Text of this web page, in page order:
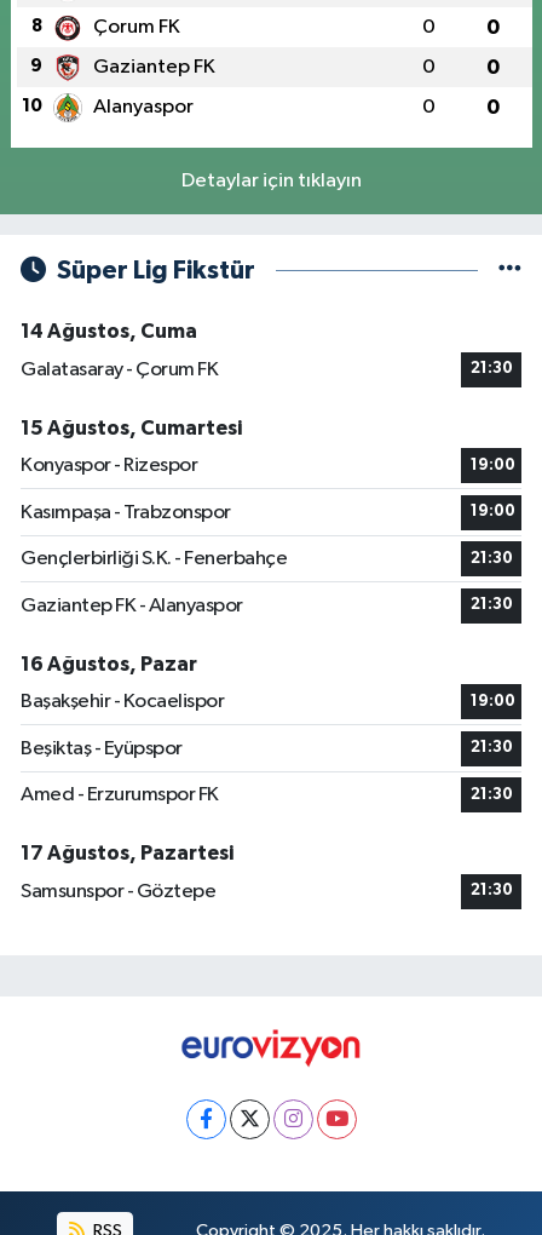
8 Çorum FK 0 0
9 Gaziantep FK 0 0
10 Alanyaspor 0 0
Detaylar için tıklayın
Süper Lig Fikstür
14 Ağustos, Cuma
Galatasaray - Çorum FK
21:30
15 Ağustos, Cumartesi
Konyaspor - Rizespor
19:00
Kasımpaşa - Trabzonspor 19:00
Gençlerbirliği S.K. - Fenerbahçe 21:30
Gaziantep FK - Alanyaspor 21:30
16 Ağustos, Pazar
Başakşehir - Kocaelispor
19:00
Beşiktaş - Eyüpspor 21:30
Amed - Erzurumspor FK 21:30
17 Ağustos, Pazartesi
Samsunspor - Göztepe
21:30
RSS Copyright © 2025. Her hakkı saklıdır.